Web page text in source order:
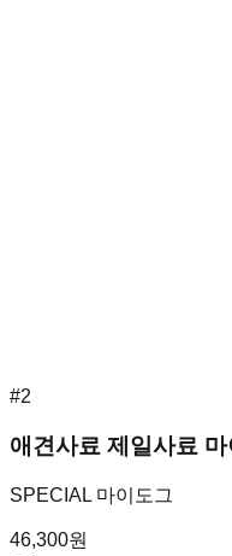
#2
애견사료 제일사료
SPECIAL 마이도그
46,300원